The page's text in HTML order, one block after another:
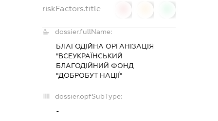
riskFactors.title
dossier.fullName:
БЛАГОДІЙНА ОРГАНІЗАЦІЯ
"ВСЕУКРАЇНСЬКИЙ
БЛАГОДІЙНИЙ ФОНД
"ДОБРОБУТ НАЦІЇ"
dossier.opfSubType:
-